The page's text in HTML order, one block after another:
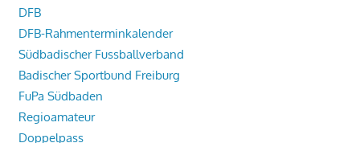
DFB
DFB-Rahmenterminkalender
Südbadischer Fussballverband
Badischer Sportbund Freiburg
FuPa Südbaden
Regioamateur
Doppelpass